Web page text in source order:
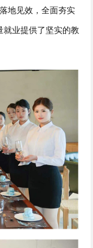
地见效，全面夯实
就业提供了坚实的教